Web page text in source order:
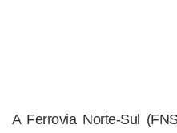
A Ferrovia Norte-Sul